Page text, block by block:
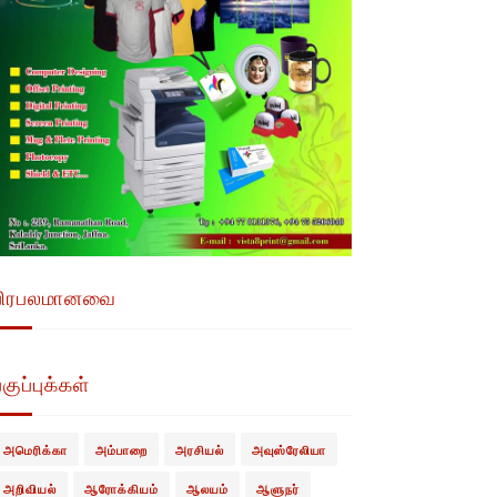
அமெரிக்கா அம்பாறை அரசியல் அவுஸ்ரேலியா
அறிவியல் ஆரோக்கியம் ஆலயம் ஆளுநர்